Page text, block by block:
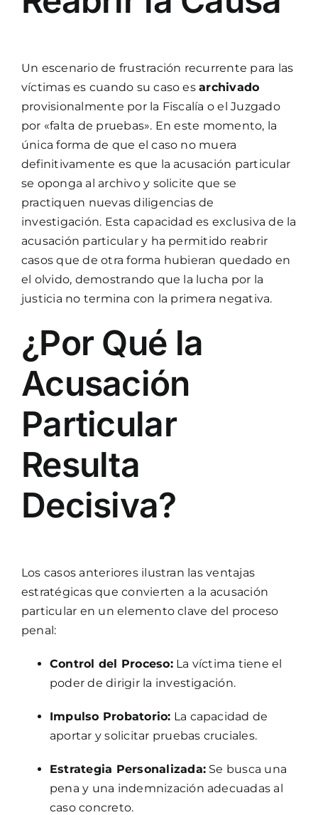
Un escenario de frustración recurrente para las
víctimas es cuando su caso esarchivado
provisionalmente por la Fiscalía o el Juzgado
por «falta de pruebas». En este momento, la
única forma de que el caso no muera
definitivamente es que la acusación particular
se oponga al archivo y solicite que se
practiquen nuevas diligencias de
investigación. Esta capacidad es exclusiva de la
acusación particular y ha permitido reabrir
casos que de otra forma hubieran quedado en
el olvido, demostrando que la lucha por la
justicia no termina con la primera negativa.
¿Por Qué la
Acusación
Particular
Resulta
Decisiva?
Los casos anteriores ilustran las ventajas
estratégicas que convierten a la acusación
particular en un elemento clave del proceso
penal:
Control del Proceso:La víctima tiene el
poder de dirigir la investigación.
Impulso Probatorio: La capacidad de
aportar y solicitar pruebas cruciales.
Estrategia Personalizada: Se busca una
pena y una indemnización adecuadas al
caso concreto.